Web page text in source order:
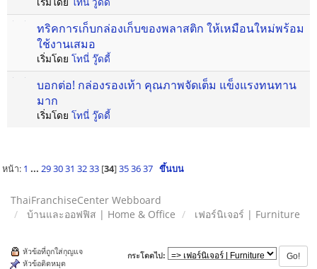
ทริคการเก็บกล่องเก็บของพลาสติก ให้เหมือนใหม่พร้อม
ใช้งานเสมอ
เริ่มโดย โทนี่ วู๊ดดี้
บอกต่อ! กล่องรองเท้า คุณภาพจัดเต็ม แข็งแรงทนทาน
มาก
เริ่มโดย โทนี่ วู๊ดดี้
หน้า: 1 ... 29 30 31 32 33[34]35 36 37 ขึ้นบน
ThaiFranchiseCenter Webboard
บ้านและออฟฟิส | Home & Office
เฟอร์นิเจอร์ | Furniture
กระโดดไป:
หัวข้อที่ถูกใส่กุญแจ
หัวข้อติดหมุด